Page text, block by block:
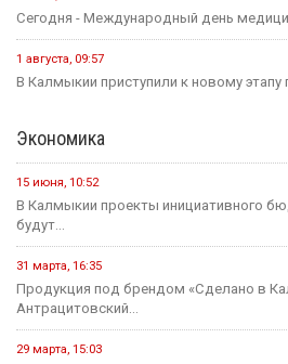
Сегодня - Международный день
1 августа, 09:57
В Калмыкии приступили к новому этапу
Экономика
15 июня, 10:52
В Калмыкии проекты инициативного
будут...
31 марта, 16:35
Продукция под брендом «Сделано в
Антрацитовский...
29 марта, 15:03